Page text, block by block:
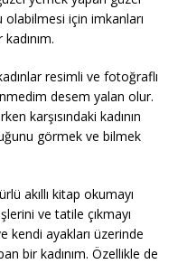
için imkanları
resimli ve fotoğraflı
desem yalan olur.
karşısındaki kadının
görmek ve bilmek
akıllı kitap okumayı
ve tatile çıkmayı
kendi ayakları üzerinde
bir kadınım. Özellikle de